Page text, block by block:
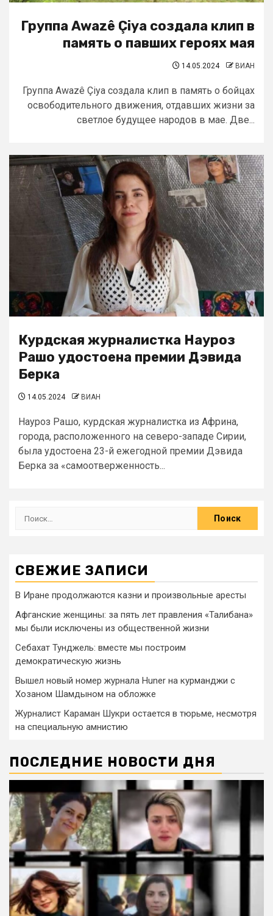
Группа Awazê Çiya создала клип в
память о павших героях мая
14.05.2024 ВИАН
Группа Awazê Çiya создала клип в память о бойцах
освободительного движения, отдавших жизни за
светлое будущее народов в мае. Две...
Курдская журналистка Науроз
Рашо удостоена премии Дэвида
Берка
14.05.2024 ВИАН
Науроз Рашо, курдская журналистка из Африна,
города, расположенного на северо-западе Сирии,
была удостоена 23-й ежегодной премии Дэвида
Берка за «самоотверженность...
СВЕЖИЕ ЗАПИСИ
В Иране продолжаются казни и произвольные аресты
Афганские женщины: за пять лет правления «Талибана»
мы были исключены из общественной жизни
Себахат Тунджель: вместе мы построим
демократическую жизнь
Вышел новый номер журнала Huner на курманджи с
Хозаном Шамдыном на обложке
Журналист Караман Шукри остается в тюрьме, несмотря
на специальную амнистию
ПОСЛЕДНИЕ НОВОСТИ ДНЯ